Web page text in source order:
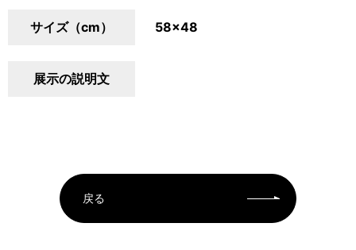
サイズ（cm） 58×48
展示の説明文
戻る